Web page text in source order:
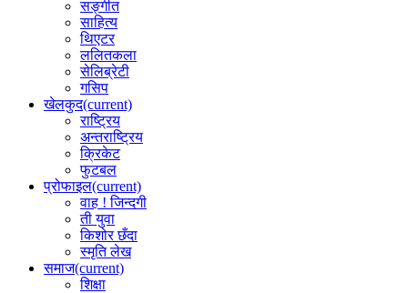
सङ्गीत
साहित्य
थिएटर
ललितकला
सेलिब्रेटी
गसिप
खेलकुद(current)
राष्ट्रिय
अन्तराष्ट्रिय
क्रिकेट
फुटबल
प्रोफाइल(current)
वाह ! जिन्दगी
ती युवा
किशोर छँदा
स्मृति लेख
समाज(current)
शिक्षा